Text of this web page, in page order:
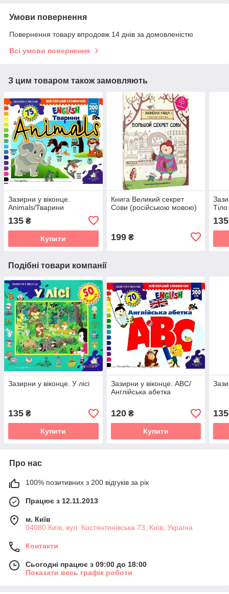
Умови повернення
Повернення товару впродовж 14 днів за домовленістю
Всі умови повернення
З цим товаром також замовляють
Зазирни у віконце.
Animals/Тварини
135 ₴
Купити
Книга Великий секрет
Сови (російською мовою)
199₴
Тіло
135
Подібні товари компанії
Зазирни у віконце. У лісі
135 ₴
Купити
Зазирни у віконце. ABC/
Англійська абетка
120₴
Купити
135
Про нас
100% позитивних з 200 відгуків за рік
Працює з 12.11.2013
м. Київ
04080 Київ, вул. Костянтинівська 73, Київ, Україна
Контакти
Сьогодні працює з 09:00 до 18:00
Показати весь графік роботи